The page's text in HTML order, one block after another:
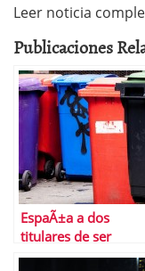
Leer noticia
Publicaciones
EspaÃ±a a dos
titulares de ser
declarada bono